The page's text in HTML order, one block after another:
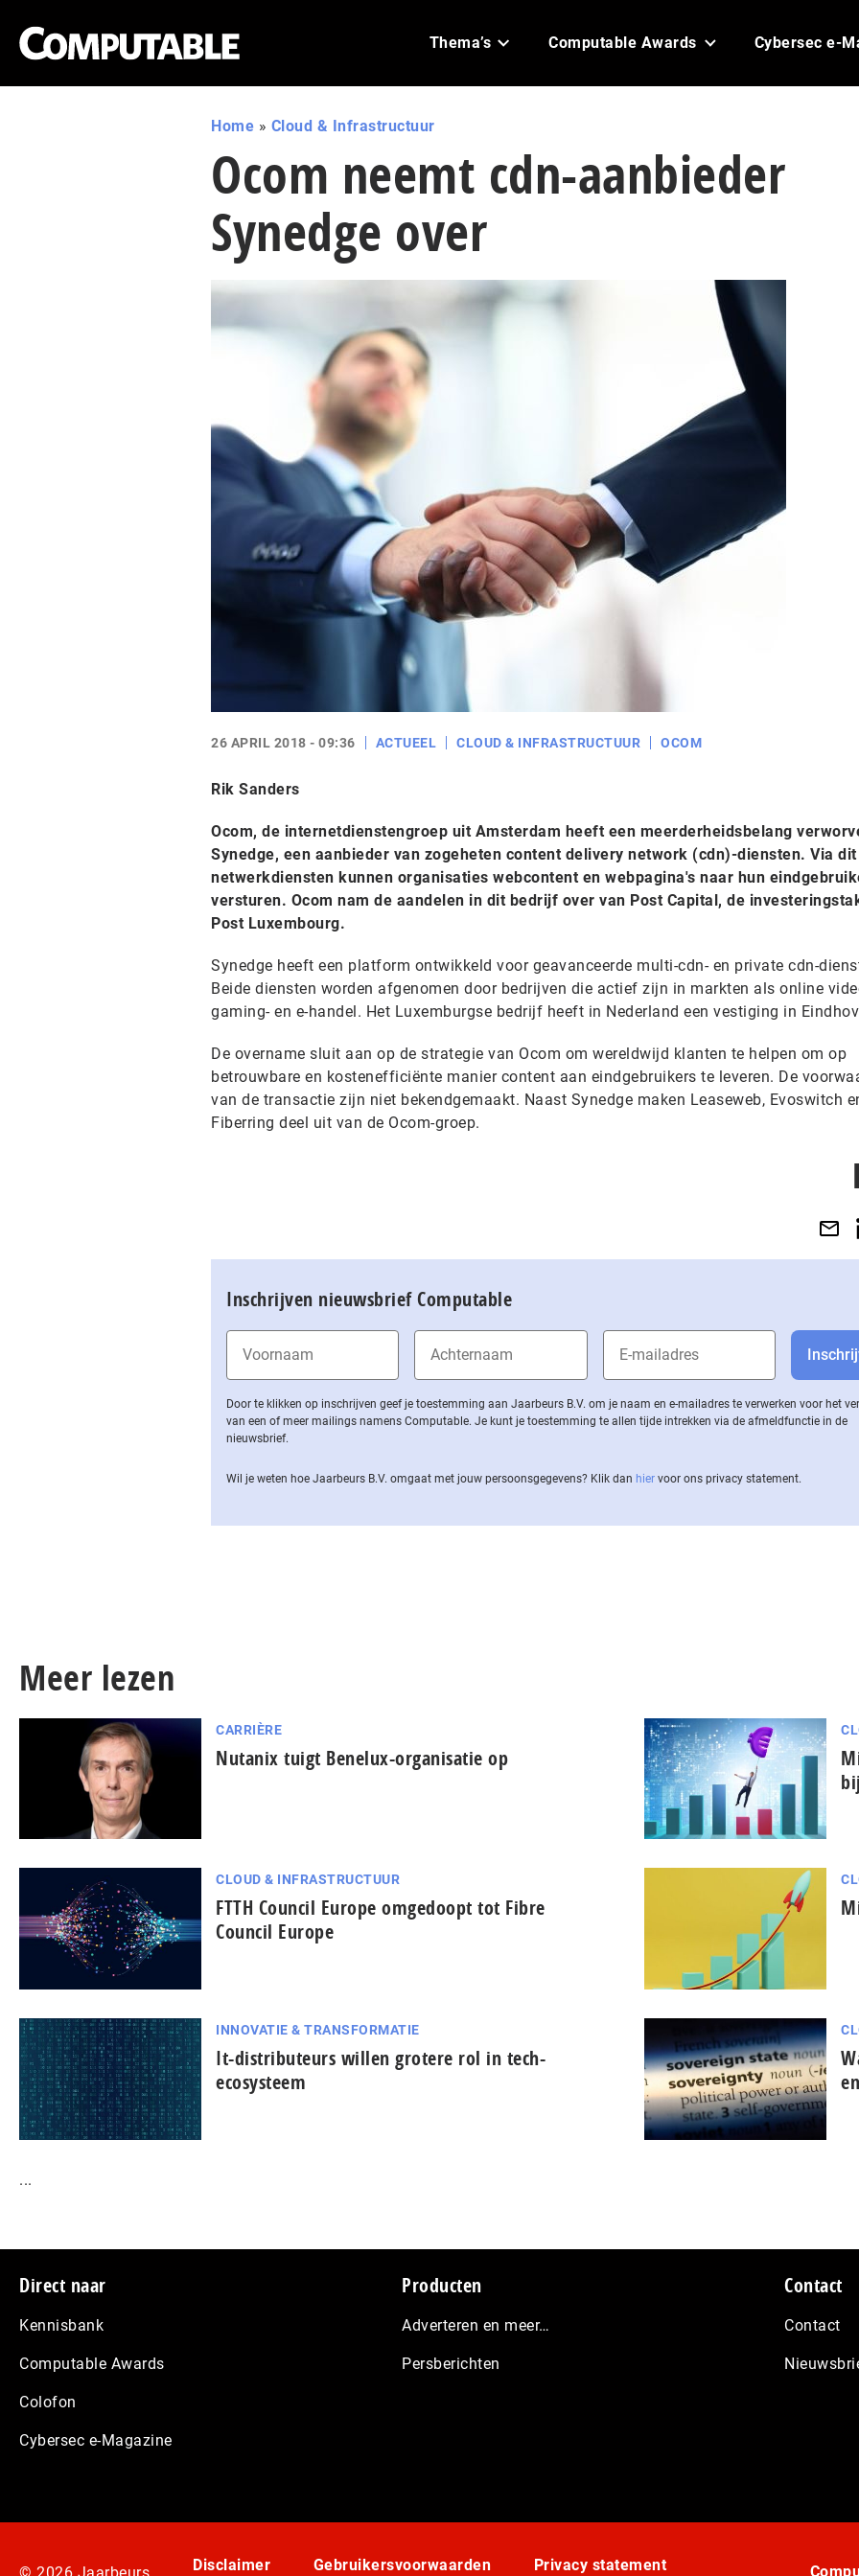
Thema’s Computable Awards Cybersec e-
Home » Cloud & Infrastructuur
Ocom neemt cdn-aanbieder
Synedge over
26 APRIL 2018 - 09:36 ACTUEEL CLOUD & INFRASTRUCTUUR OCOM
Rik Sanders
Ocom, de internetdienstengroep uit Amsterdam heeft een meerderheidsbelang
Synedge, een aanbieder van zogeheten content delivery network (cdn)-diensten. Via
netwerkdiensten kunnen organisaties webcontent en webpagina's naar hun
versturen. Ocom nam de aandelen in dit bedrijf over van Post Capital, de
Post Luxembourg.
Synedge heeft een platform ontwikkeld voor geavanceerde multi-cdn- en private cdn-
Beide diensten worden afgenomen door bedrijven die actief zijn in markten als online
gaming- en e-handel. Het Luxemburgse bedrijf heeft in Nederland een vestiging in
De overname sluit aan op de strategie van Ocom om wereldwijd klanten te helpen om op
betrouwbare en kostenefficiënte manier content aan eindgebruikers te leveren. De
van de transactie zijn niet bekendgemaakt. Naast Synedge maken Leaseweb, Evoswitch
Fiberring deel uit van de Ocom-groep.
Inschrijven nieuwsbrief Computable
Door te klikken op inschrijven geef je toestemming aan Jaarbeurs B.V. om je naam en e-mailadres te verwerken voor het
van een of meer mailings namens Computable. Je kunt je toestemming te allen tijde intrekken via de af­meld­func­tie in de
nieuwsbrief.
Wil je weten hoe Jaarbeurs B.V. omgaat met jouw per­soons­ge­ge­vens? Klik dan hier voor ons privacy statement.
Meer lezen
CARRIÈRE
Nutanix tuigt Benelux-organisatie op
CLOUD & INFRASTRUCTUUR
FTTH Council Europe omgedoopt tot Fibre
Council Europe
INNOVATIE & TRANSFORMATIE
It-dis­tri­bu­teurs willen grotere rol in tech-
ecosysteem
...
Footer
Direct naar
Kennisbank
Computable Awards
Colofon
Cybersec e-Magazine
Producten
Adverteren en meer…
Persberichten
Contact
Contact
Disclaimer Gebruikersvoorwaarden Privacy statement